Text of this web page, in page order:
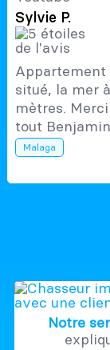
Sylvie P.
Appartement
situé, la mer
mètres.
tout
Malaga
Notre